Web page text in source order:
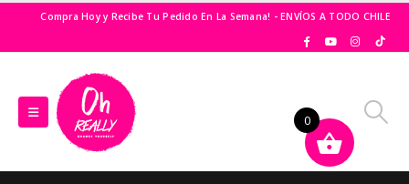
Compra Hoy y Recibe Tu Pedido En La Semana! - ENVÍOS A TODO CHILE
0